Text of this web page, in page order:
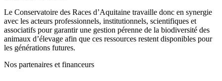
Le Conservatoire des Races d’Aquitaine travaille donc en synergie
avec les acteurs professionnels, institutionnels, scientifiques et
associatifs pour garantir une gestion pérenne de la biodiversité des
animaux d’élevage afin que ces ressources restent disponibles pour
les générations futures.
Nos partenaires et financeurs